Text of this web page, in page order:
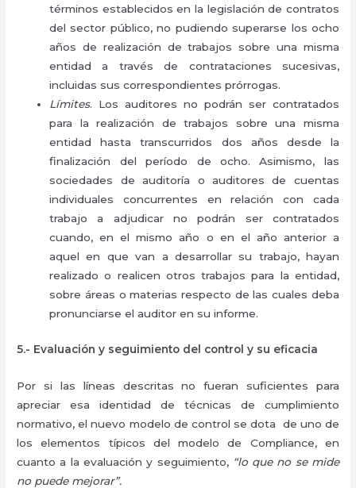
términos establecidos en la legislación de contratos
del sector público, no pudiendo superarse los ocho
años de realización de trabajos sobre una misma
entidad a través de contrataciones sucesivas,
incluidas sus correspondientes prórrogas.
Límites. Los auditores no podrán ser contratados
para la realización de trabajos sobre una misma
entidad hasta transcurridos dos años desde la
finalización del período de ocho. Asimismo, las
sociedades de auditoría o auditores de cuentas
individuales concurrentes en relación con cada
trabajo a adjudicar no podrán ser contratados
cuando, en el mismo año o en el año anterior a
aquel en que van a desarrollar su trabajo, hayan
realizado o realicen otros trabajos para la entidad,
sobre áreas o materias respecto de las cuales deba
pronunciarse el auditor en su informe.
5.- Evaluación y seguimiento del control y su eficacia
Por si las líneas descritas no fueran suficientes para
apreciar esa identidad de técnicas de cumplimiento
normativo, el nuevo modelo de control se dota de uno de
los elementos típicos del modelo de Compliance, en
cuanto a la evaluación y seguimiento, “lo que no se mide
no puede mejorar”.